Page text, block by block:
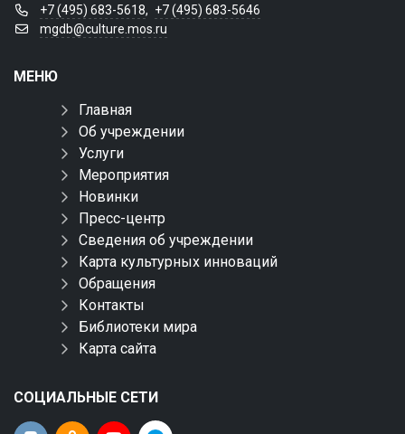
+7 (495) 683-5618, +7 (495) 683-5646
mgdb@culture.mos.ru
МЕНЮ
Главная
Об учреждении
Услуги
Мероприятия
Новинки
Пресс-центр
Сведения об учреждении
Карта культурных инноваций
Обращения
Контакты
Библиотеки мира
Карта сайта
СОЦИАЛЬНЫЕ СЕТИ